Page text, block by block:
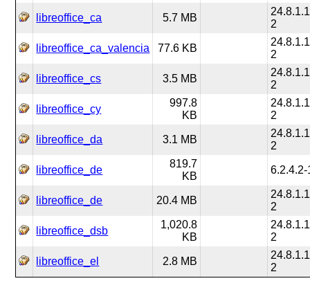
libreoffice_ca 5.7 MB
2
libreoffice_ca_valencia 77.6 KB
2
libreoffice_cs 3.5 MB
2
libreoffice_cy
997.8
KB
2
libreoffice_da 3.1 MB
2
libreoffice_de
819.7
KB
6.2.4.2-
libreoffice_de 20.4 MB
2
libreoffice_dsb
1,020.8
KB
2
libreoffice_el 2.8 MB
2